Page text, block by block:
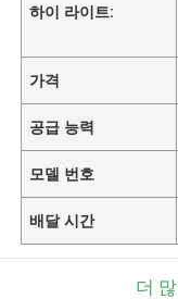
하이 라이트:
가격
공급 능력
모델 번호
배달 시간
더